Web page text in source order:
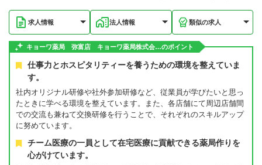
求人情報 法人情報 類似の求人
キョーワ薬局 弥富店 キョーワ薬局株式会…のポイント
仕事力とホスピタリティーを養うための環境を整えていま
す。
社内オリジナル研修や社外参加研修など、従業員が学びたいと思っ
たときに学べる環境を整えています。また、各店舗にて周辺店舗間
での交流も兼ねて交換研修を行うことで、それぞれのスキルアップ
に努めています。
チーム医療の一員として在宅医療に貢献できる薬局作りを
心がけています。